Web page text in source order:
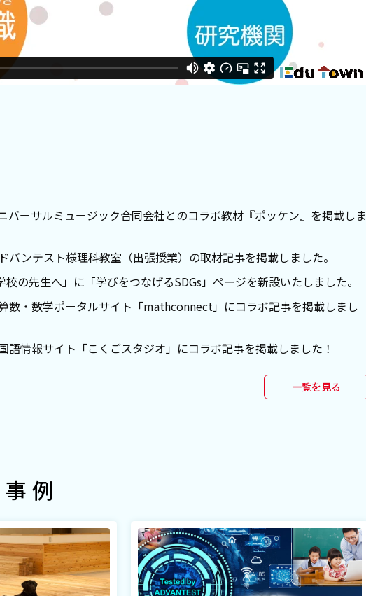
バーサルミュージック合同会社とのコラボ教材『ポッケン』を掲載しま
バンテスト様理科教室（出張授業）の取材記事を掲載しました。
校の先生へ」に「学びをつなげるSDGs」ページを新設いたしました。
数・数学ポータルサイト「mathconnect」にコラボ記事を掲載しまし
語情報サイト「こくごスタジオ」にコラボ記事を掲載しました！
一覧を見る
例